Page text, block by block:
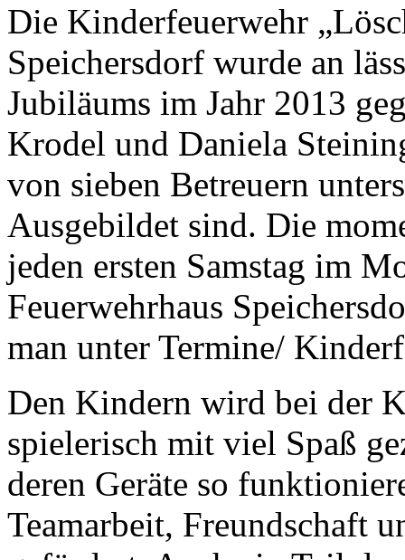
Die Kinderfeuerwehr
Speichersdorf wurde an
Jubiläums im Jahr 2013
Krodel und Daniela
von sieben Betreuern
Ausgebildet sind. Die
jeden ersten Samstag im
Feuerwehrhaus
man unter Termine/
Den Kindern wird bei der
spielerisch mit viel Spaß
deren Geräte so
Teamarbeit, Freundschaft